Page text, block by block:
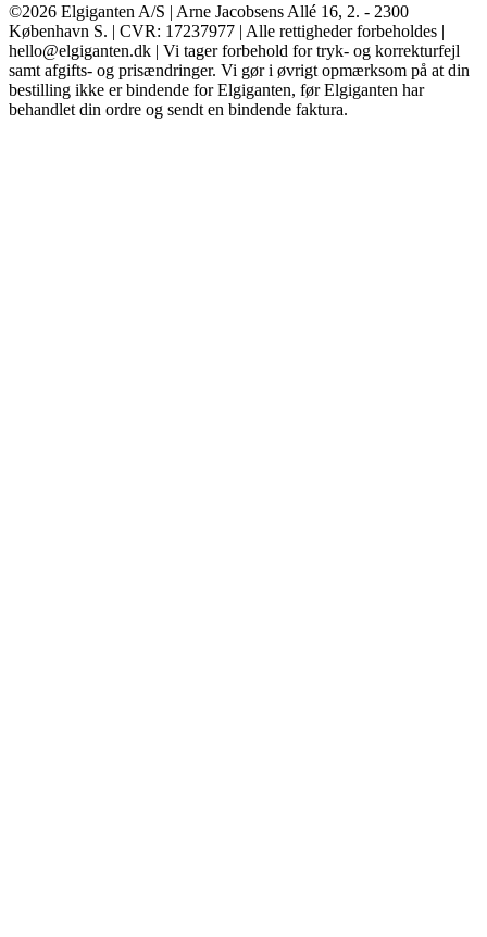
©2026 Elgiganten A/S | Arne Jacobsens Allé 16, 2. - 2300
København S. | CVR: 17237977 | Alle rettigheder forbeholdes |
hello@elgiganten.dk | Vi tager forbehold for tryk- og korrekturfejl
samt afgifts- og prisændringer. Vi gør i øvrigt opmærksom på at din
bestilling ikke er bindende for Elgiganten, før Elgiganten har
behandlet din ordre og sendt en bindende faktura.